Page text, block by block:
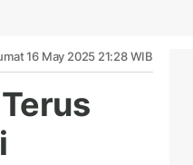
16 May 2025 21:28 WIB